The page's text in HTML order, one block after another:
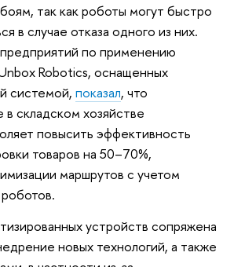
так как роботы могут быстро
в случае отказа одного из них.
по применению
Robotics, оснащенных
системой, показал, что
в складском хозяйстве
повысить эффективность
товаров на 50–70%,
маршрутов с учетом
устройств сопряжена
новых технологий, а также